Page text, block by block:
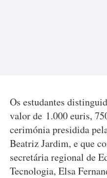
Os estudantes
valor de 1.000 euris,
cerimónia presidida
Beatriz Jardim, e que
secretária regional de
Tecnologia, Elsa